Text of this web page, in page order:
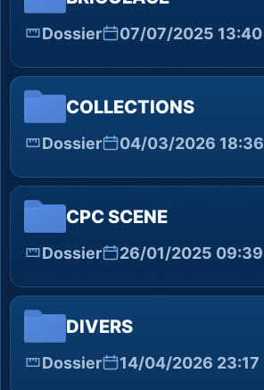
Dossier 07/07/2025 13:40
COLLECTIONS
Dossier 04/03/2026 18:36
CPC SCENE
Dossier 26/01/2025 09:39
DIVERS
Dossier 14/04/2026 23:17